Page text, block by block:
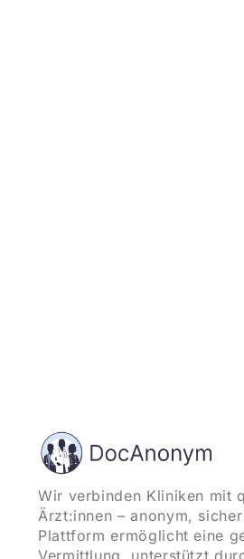
Wir verbinden Kliniken mit
Ärzt:innen – anonym,
Plattform ermöglicht eine
Vermittlung, unterstützt